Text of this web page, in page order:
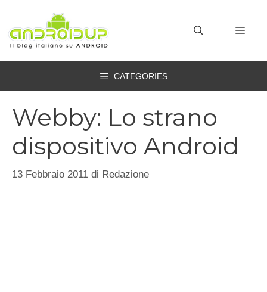
contenuto
CATEGORIES
Webby: Lo strano
dispositivo Android
13 Febbraio 2011 di Redazione